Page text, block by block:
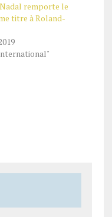
remporte le
titre à Roland-